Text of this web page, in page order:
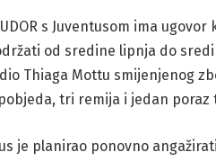
s Juventusom ima
od sredine lipnja do
Thiaga Mottu smijenjenog
tri remija i jedan poraz
je planirao ponovno